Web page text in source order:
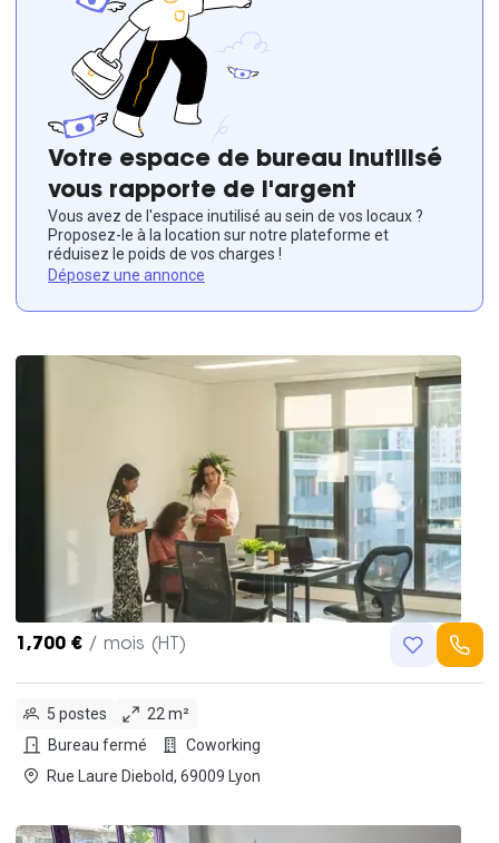
Votre espace de bureau inutilisé
vous rapporte de l'argent
Vous avez de l'espace inutilisé au sein de vos locaux ?
Proposez-le à la location sur notre plateforme et
réduisez le poids de vos charges !
Déposez une annonce
1,700 € / mois (HT)
5 postes
22 m²
Bureau fermé
Coworking
Rue Laure Diebold, 69009 Lyon